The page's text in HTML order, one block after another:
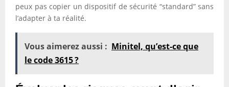
peux pas copier un dispositif de sécurité “standard” sans
l’adapter à ta réalité.
Vous aimerez aussi : Minitel, qu’est-ce que
le code 3615 ?